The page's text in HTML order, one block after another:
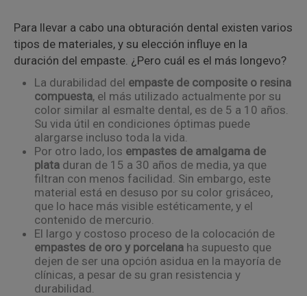
Para llevar a cabo una obturación dental existen varios
tipos de materiales, y su elección influye en la
duración del empaste. ¿Pero cuál es el más longevo?
La durabilidad del empaste de composite o resina
compuesta, el más utilizado actualmente por su
color similar al esmalte dental, es de 5 a 10 años.
Su vida útil en condiciones óptimas puede
alargarse incluso toda la vida.
Por otro lado, los empastes de amalgama de
plata duran de 15 a 30 años de media, ya que
filtran con menos facilidad. Sin embargo, este
material está en desuso por su color grisáceo,
que lo hace más visible estéticamente, y el
contenido de mercurio.
El largo y costoso proceso de la colocación de
empastes de oro y porcelana ha supuesto que
dejen de ser una opción asidua en la mayoría de
clínicas, a pesar de su gran resistencia y
durabilidad.